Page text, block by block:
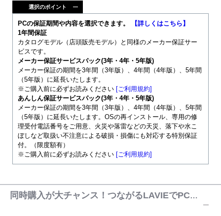
選択のポイント
PCの保証期間や内容を選択できます。
【詳しくはこちら】
1年間保証
カタログモデル（店頭販売モデル）と同様のメーカー保証サー
ビスです。
メーカー保証サービスパック(3年・4年・5年版)
メーカー保証の期間を3年間（3年版）、4年間（4年版）、5年間
（5年版）に延長いたします。
※ご購入前に必ずお読みください [ご利用規約]
あんしん保証サービスパック(3年・4年・5年版)
メーカー保証の期間を3年間（3年版）、4年間（4年版）、5年間
（5年版）に延長いたします。OSの再インストール、専用の修
理受付電話番号をご用意、火災や落雷などの天災、落下や水こ
ぼしなど取扱い不注意による破損・損傷にも対応する特別保証
付。（限度額有）
※ご購入前に必ずお読みください [ご利用規約]
同時購入が大チャンス！つながるLAVIEでPCとデ